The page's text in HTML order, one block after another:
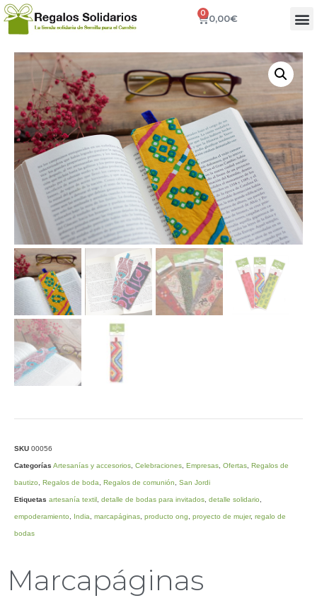
0,00€
0
SKU 00056
Categorías Artesanías y accesorios Celebraciones Empresas Ofertas Regalos de
bautizo Regalos de boda Regalos de comunión San Jordi
Etiquetas artesanía textil detalle de bodas para invitados detalle solidario
empoderamiento India marcapáginas producto ong proyecto de mujer, regalo de
bodas
Marcapáginas